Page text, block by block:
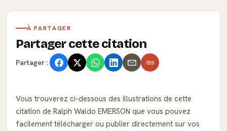
À PARTAGER
Partager cette citation
Partager :
Vous trouverez ci-dessous des illustrations de cette
citation de Ralph Waldo EMERSON que vous pouvez
facilement télécharger ou publier directement sur vos